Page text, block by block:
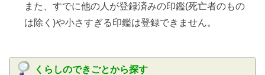
また、すでに他の人が登録済みの印鑑(死亡者のもの
は除く)や小さすぎる印鑑は登録できません。
くらしのできごとから探す